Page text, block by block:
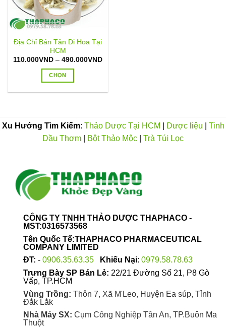
Địa Chỉ Bán Tân Di Hoa Tại
HCM
110.000VND – 490.000VNDKhoảng
490.000VND
CHỌN
nhiều
biến
tùy
chọn
có
được
chọn
trên
trang
sản
Xu Hướng Tìm Kiếm: Thảo Dược Tại HCM Dược liệu
Tinh
Dầu Thơm
Bột Thảo Mộc Trà Túi Lọc
CÔNG TY TNHH THẢO DƯỢC THAPHACO -
MST:0316573568
Tên Quốc Tế:THAPHACO PHARMACEUTICAL
COMPANY LIMITED
ĐT: - 0906.35.63.35 Khiếu Nại: 0979.58.78.63
Trưng Bày SP Bán Lẻ: 22/21 Đường Số 21, P8 Gò
Vấp, TP.HCM
Vùng Trồng: Thôn 7, Xã M'Leo, Huyện Ea súp, Tỉnh
Đắk Lắk
Nhà Máy SX: Cụm Công Nghiệp Tân An, TP.Buôn Ma
Thuột